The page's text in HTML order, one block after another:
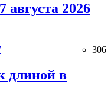
августа 2026
306
длиной в